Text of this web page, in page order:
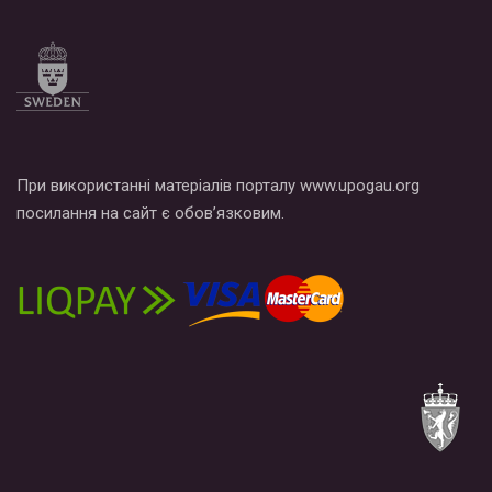
При використанні матеріалів порталу www.upogau.org
посилання на сайт є обов’язковим.